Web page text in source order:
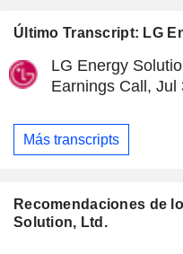
Último Transcript: LG
LG Energy
Earnings Call, Jul
Más transcripts
Recomendaciones de
Solution, Ltd.